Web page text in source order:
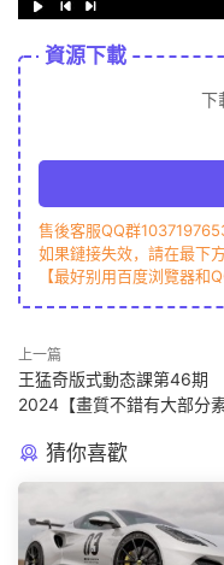
資源下載
下
售後客服QQ群
如果鏈接失效，請在最下
【最好别用百度浏覽器和
上一篇
王猛奇版式動态課第46期
2024【畫質不錯有大部分素
猜你喜歡